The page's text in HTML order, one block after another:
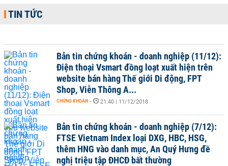
TIN TỨC
Bản tin chứng khoán - doanh nghiệp (11/12):
Điện thoại Vsmart đồng loạt xuất hiện trên
website bán hàng Thế giới Di động, FPT
Shop, Viễn Thông A...
CHỨNG KHOÁN - 21:40 | 11/12/2018
Bản tin chứng khoán - doanh nghiệp (7/12):
FTSE Vietnam Index loại DXG, HBC, HSG,
thêm HNG vào danh mục, An Quý Hưng đề
nghị triệu tập ĐHCĐ bất thường